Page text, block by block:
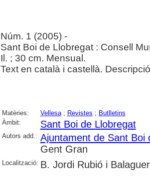
Núm. 1 (2005) -
Sant Boi de Llobregat : Consell
Il. ; 30 cm. Mensual.
Text en català i castellà.
Matèries: Vellesa; Revistes ; Butlletins
Àmbit:
Sant Boi de Llobregat
Autors add.: Ajuntament de Sant Boi
Gent Gran
Localització: B. Jordi Rubió i